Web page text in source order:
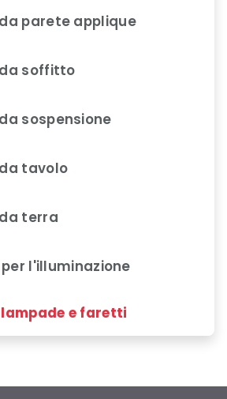
parete applique
soffitto
sospensione
tavolo
terra
l'illuminazione
e faretti